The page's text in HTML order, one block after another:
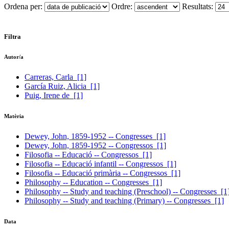
Ordena per: Ordre: Resultats:
Filtra
Autor/a
Carreras, Carla [1]
García Ruiz, Alicia [1]
Puig, Irene de [1]
Matèria
Dewey, John, 1859-1952 -- Congresses [1]
Dewey, John, 1859-1952 -- Congressos [1]
Filosofia -- Educació -- Congressos [1]
Filosofia -- Educació infantil -- Congressos [1]
Filosofia -- Educació primària -- Congressos [1]
Philosophy -- Education -- Congresses [1]
Philosophy -- Study and teaching (Preschool) -- Congresses
Philosophy -- Study and teaching (Primary) -- Congresses [1]
Data